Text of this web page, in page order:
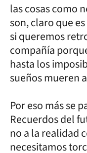
las cosas como
son, claro que
si queremos
compañía
hasta los
sueños mueren
Por eso más se
Recuerdos del
no a la realidad
necesitamos